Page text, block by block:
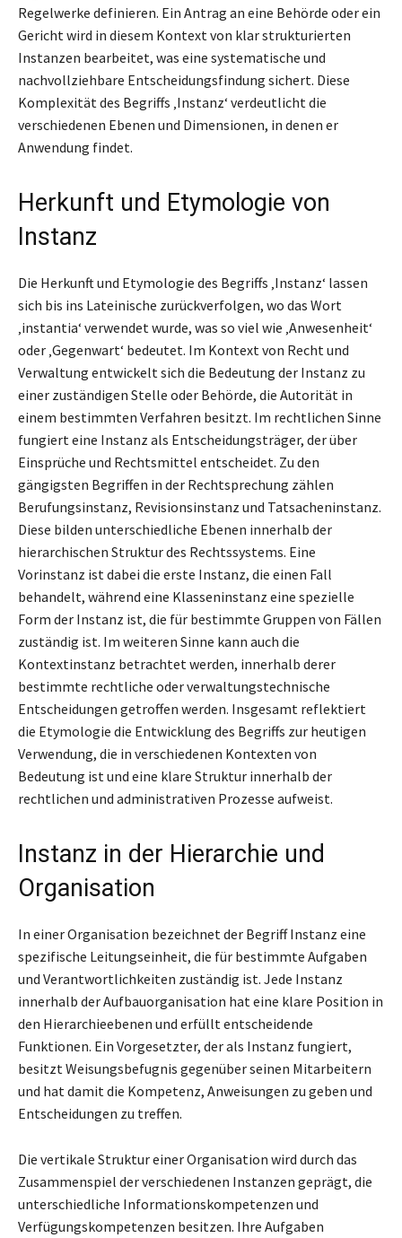
Regelwerke definieren. Ein Antrag an eine Behörde oder ein
Gericht wird in diesem Kontext von klar strukturierten
Instanzen bearbeitet, was eine systematische und
nachvollziehbare Entscheidungsfindung sichert. Diese
Komplexität des Begriffs ‚Instanz‘ verdeutlicht die
verschiedenen Ebenen und Dimensionen, in denen er
Anwendung findet.
Herkunft und Etymologie von
Instanz
Die Herkunft und Etymologie des Begriffs ‚Instanz‘ lassen
sich bis ins Lateinische zurückverfolgen, wo das Wort
‚instantia‘ verwendet wurde, was so viel wie ‚Anwesenheit‘
oder ‚Gegenwart‘ bedeutet. Im Kontext von Recht und
Verwaltung entwickelt sich die Bedeutung der Instanz zu
einer zuständigen Stelle oder Behörde, die Autorität in
einem bestimmten Verfahren besitzt. Im rechtlichen Sinne
fungiert eine Instanz als Entscheidungsträger, der über
Einsprüche und Rechtsmittel entscheidet. Zu den
gängigsten Begriffen in der Rechtsprechung zählen
Berufungsinstanz, Revisionsinstanz und Tatsacheninstanz.
Diese bilden unterschiedliche Ebenen innerhalb der
hierarchischen Struktur des Rechtssystems. Eine
Vorinstanz ist dabei die erste Instanz, die einen Fall
behandelt, während eine Klasseninstanz eine spezielle
Form der Instanz ist, die für bestimmte Gruppen von Fällen
zuständig ist. Im weiteren Sinne kann auch die
Kontextinstanz betrachtet werden, innerhalb derer
bestimmte rechtliche oder verwaltungstechnische
Entscheidungen getroffen werden. Insgesamt reflektiert
die Etymologie die Entwicklung des Begriffs zur heutigen
Verwendung, die in verschiedenen Kontexten von
Bedeutung ist und eine klare Struktur innerhalb der
rechtlichen und administrativen Prozesse aufweist.
Instanz in der Hierarchie und
Organisation
In einer Organisation bezeichnet der Begriff Instanz eine
spezifische Leitungseinheit, die für bestimmte Aufgaben
und Verantwortlichkeiten zuständig ist. Jede Instanz
innerhalb der Aufbauorganisation hat eine klare Position in
den Hierarchieebenen und erfüllt entscheidende
Funktionen. Ein Vorgesetzter, der als Instanz fungiert,
besitzt Weisungsbefugnis gegenüber seinen Mitarbeitern
und hat damit die Kompetenz, Anweisungen zu geben und
Entscheidungen zu treffen.
Die vertikale Struktur einer Organisation wird durch das
Zusammenspiel der verschiedenen Instanzen geprägt, die
unterschiedliche Informationskompetenzen und
Verfügungskompetenzen besitzen. Ihre Aufgaben